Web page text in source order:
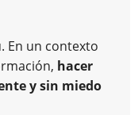
En un contexto
hacer
y sin miedo